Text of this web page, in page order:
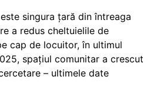
singura țară din întreaga
a redus cheltuielile de
cap de locuitor, în ultimul
spațiul comunitar a crescut
– ultimele date